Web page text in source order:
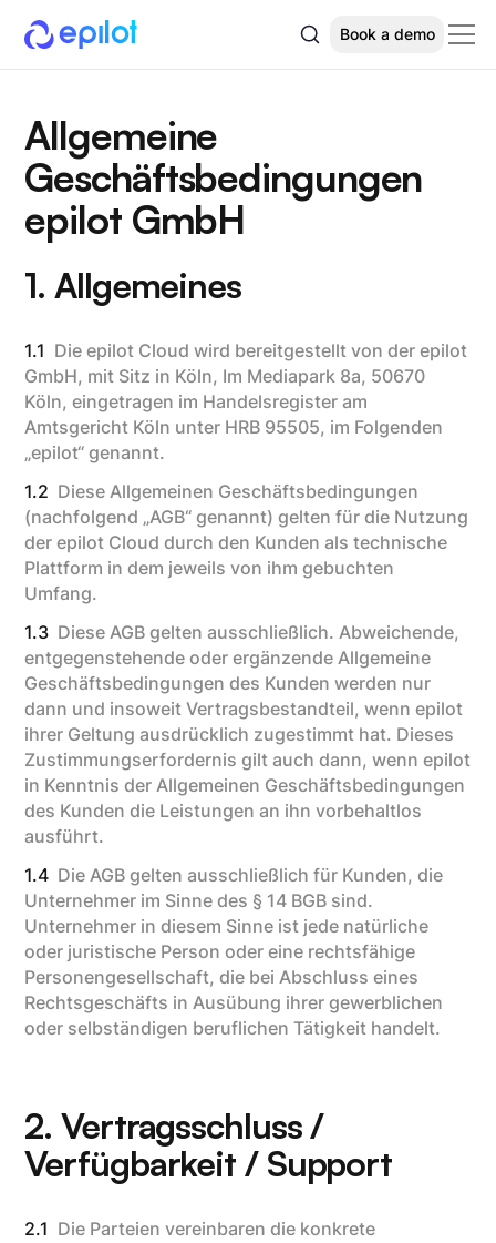
Book a demo
Allgemeine
Geschäftsbedingungen
epilot GmbH
1. Allgemeines
1.1 Die epilot Cloud wird bereitgestellt von der epilot
GmbH, mit Sitz in Köln, Im Mediapark 8a, 50670
Köln, eingetragen im Handelsregister am
Amtsgericht Köln unter HRB 95505, im Folgenden
„epilot“ genannt.
1.2 Diese Allgemeinen Geschäftsbedingungen
(nachfolgend „AGB“ genannt) gelten für die Nutzung
der epilot Cloud durch den Kunden als technische
Plattform in dem jeweils von ihm gebuchten
Umfang.
1.3 Diese AGB gelten ausschließlich. Abweichende,
entgegenstehende oder ergänzende Allgemeine
Geschäftsbedingungen des Kunden werden nur
dann und insoweit Vertragsbestandteil, wenn epilot
ihrer Geltung ausdrücklich zugestimmt hat. Dieses
Zustimmungserfordernis gilt auch dann, wenn epilot
in Kenntnis der Allgemeinen Geschäftsbedingungen
des Kunden die Leistungen an ihn vorbehaltlos
ausführt.
1.4 Die AGB gelten ausschließlich für Kunden, die
Unternehmer im Sinne des § 14 BGB sind.
Unternehmer in diesem Sinne ist jede natürliche
oder juristische Person oder eine rechtsfähige
Personengesellschaft, die bei Abschluss eines
Rechtsgeschäfts in Ausübung ihrer gewerblichen
oder selbständigen beruflichen Tätigkeit handelt.
2. Vertragsschluss /
Verfügbarkeit / Support
2.1 Die Parteien vereinbaren die konkrete